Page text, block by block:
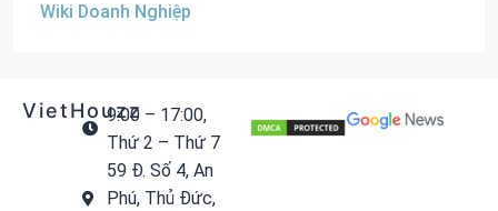
Wiki Doanh Nghiệp
VietHouzz9:00 – 17:00,
Thứ 2 – Thứ 7
59 Đ. Số 4, An
Phú, Thủ Đức,